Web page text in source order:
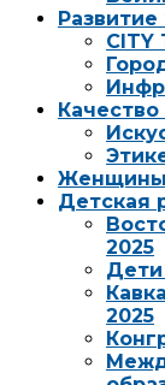
CITY
Детская
2025
2025